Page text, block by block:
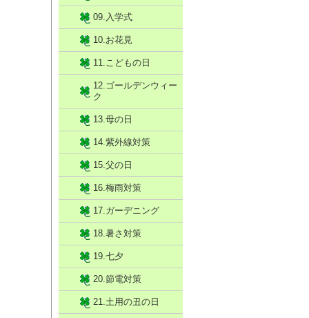
09.入学式
10.お花見
11.こどもの日
12.ゴールデンウィー
ク
13.母の日
14.紫外線対策
15.父の日
16.梅雨対策
17.ガーデニング
18.暑さ対策
19.七夕
20.節電対策
21.土用の丑の日